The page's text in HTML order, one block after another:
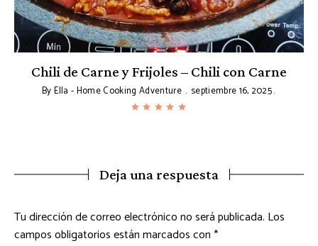
Chili de Carne y Frijoles – Chili con Carne
ByElla - Home Cooking Adventure septiembre 16, 2025
Deja una respuesta
Tu dirección de correo electrónico no será publicada. Los
campos obligatorios están marcados con*